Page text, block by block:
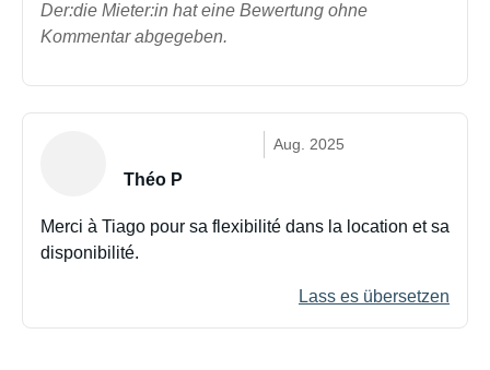
Der:die Mieter:in hat eine Bewertung ohne
Kommentar abgegeben.
Aug. 2025
Théo P
Merci à Tiago pour sa flexibilité dans la location et sa
disponibilité.
Lass es übersetzen